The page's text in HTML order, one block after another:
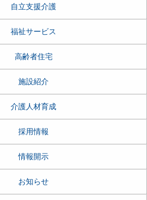
自立支援介護
福祉サービス
高齢者住宅
施設紹介
介護人材育成
採用情報
情報開示
お知らせ